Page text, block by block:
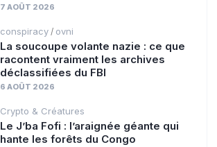
7 AOÛT 2026
conspiracy / ovni
La soucoupe volante nazie : ce que
racontent vraiment les archives
déclassifiées du FBI
6 AOÛT 2026
Crypto & Créatures
Le J’ba Fofi : l’araignée géante qui
hante les forêts du Congo